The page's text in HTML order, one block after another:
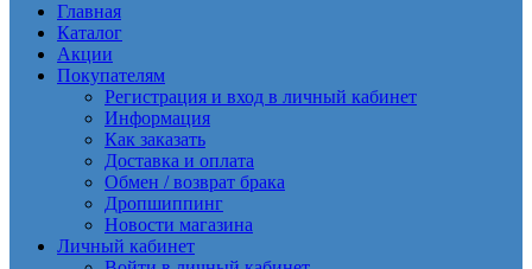
Главная
Каталог
Акции
Покупателям
Регистрация и вход в личный кабинет
Информация
Как заказать
Доставка и оплата
Обмен / возврат брака
Дропшиппинг
Новости магазина
Личный кабинет